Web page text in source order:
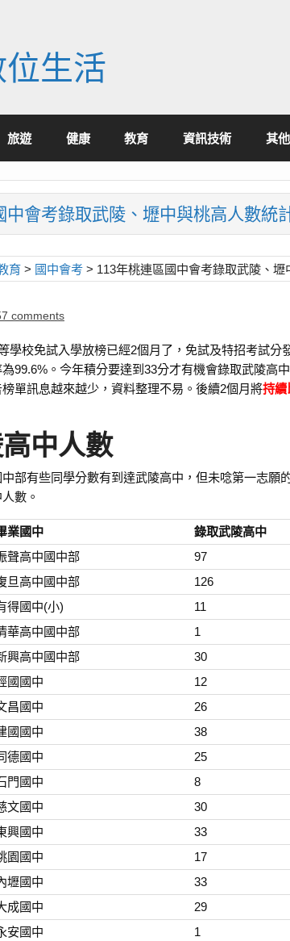
生活
旅遊 健康 教育 資訊技術 其他
中會考錄取武陵、壢中與桃高人數統
育> 國中會考> 113年桃連區國中會考錄取武陵、
comments
學校免試入學放榜已經2個月了，免試及特招考試分
99.6%。今年積分要達到33分才有機會錄取武陵高
單訊息越來越少，資料整理不易。後續2個月將持續
中人數
部有些同學分數有到達武陵高中，但未唸第一志願
數。
業國中 錄取武陵高中
聲高中國中部 97
旦高中國中部 126
得國中(小) 11
華高中國中部 1
興高中國中部 30
國國中 12
昌國中 26
國國中 38
德國中 25
門國中 8
文國中 30
興國中 33
園國中 17
壢國中 33
成國中 29
安國中 1